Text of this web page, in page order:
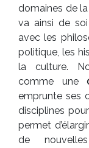
domaines de
va ainsi de
avec les
politique, les
la culture.
comme une
emprunte ses
disciplines
permet
de